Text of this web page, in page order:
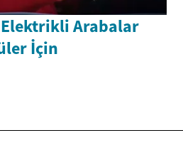
Arabalar
İçin